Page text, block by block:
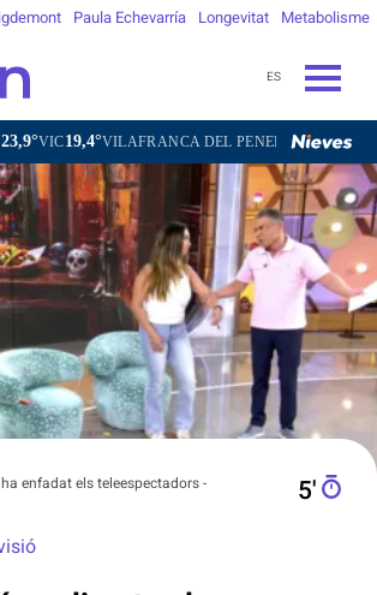
Paula Echevarría Longevitat Metabolisme
ES
DEL PENEDÈS20,7°VILANOVA I LA
enfadat els teleespectadors -
5′